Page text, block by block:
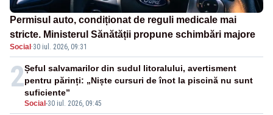
Permisul auto, condiționat de reguli medicale mai
stricte. Ministerul Sănătății propune schimbări majore
Social ·30 iul. 2026, 09:31
2
Social -30 iul. 2026, 09:45
Șeful salvamarilor din sudul litoralului, avertisment
pentru părinți: „Niște cursuri de înot la piscină nu sunt
suficiente”